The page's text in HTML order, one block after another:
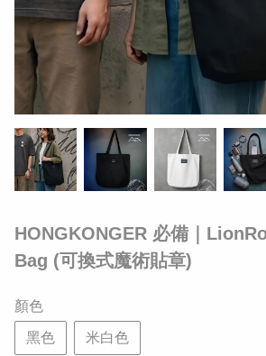
HONGKONGER 必備｜
Bag (可換式魔術貼章)
顏色
黑色 米白色